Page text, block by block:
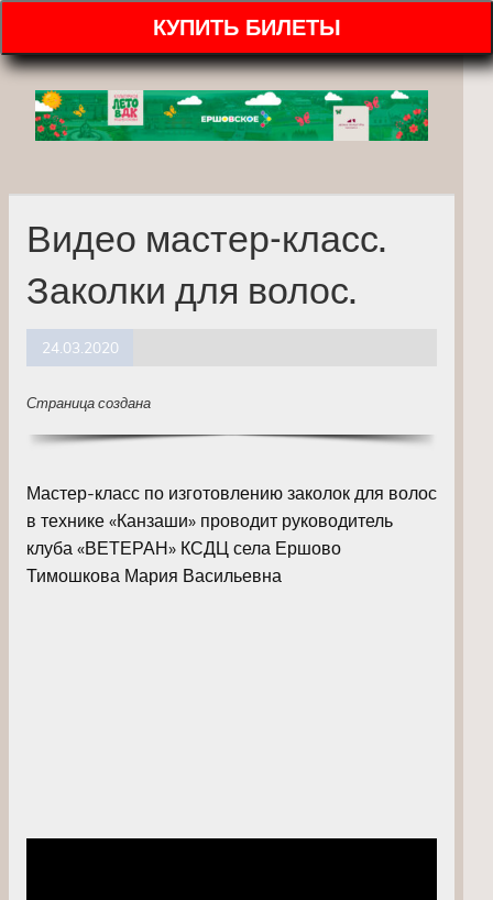
КУПИТЬ БИЛЕТЫ
Видео мастер-класс.
Заколки для волос.
24.03.2020
Страница создана
Мастер-класс по изготовлению заколок для волос
в технике «Канзаши» проводит руководитель
клуба «ВЕТЕРАН» КСДЦ села Ершово
Тимошкова Мария Васильевна